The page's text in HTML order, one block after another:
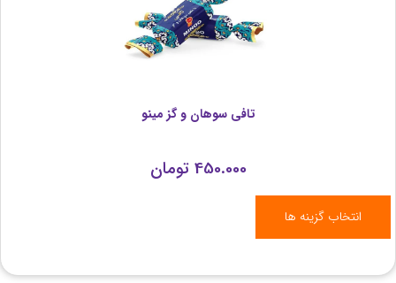
تافی سوهان و گز مینو
450.000 تومان
انتخاب گزینه ها